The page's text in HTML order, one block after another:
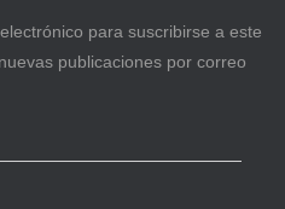
para suscribirse a este
publicaciones por correo